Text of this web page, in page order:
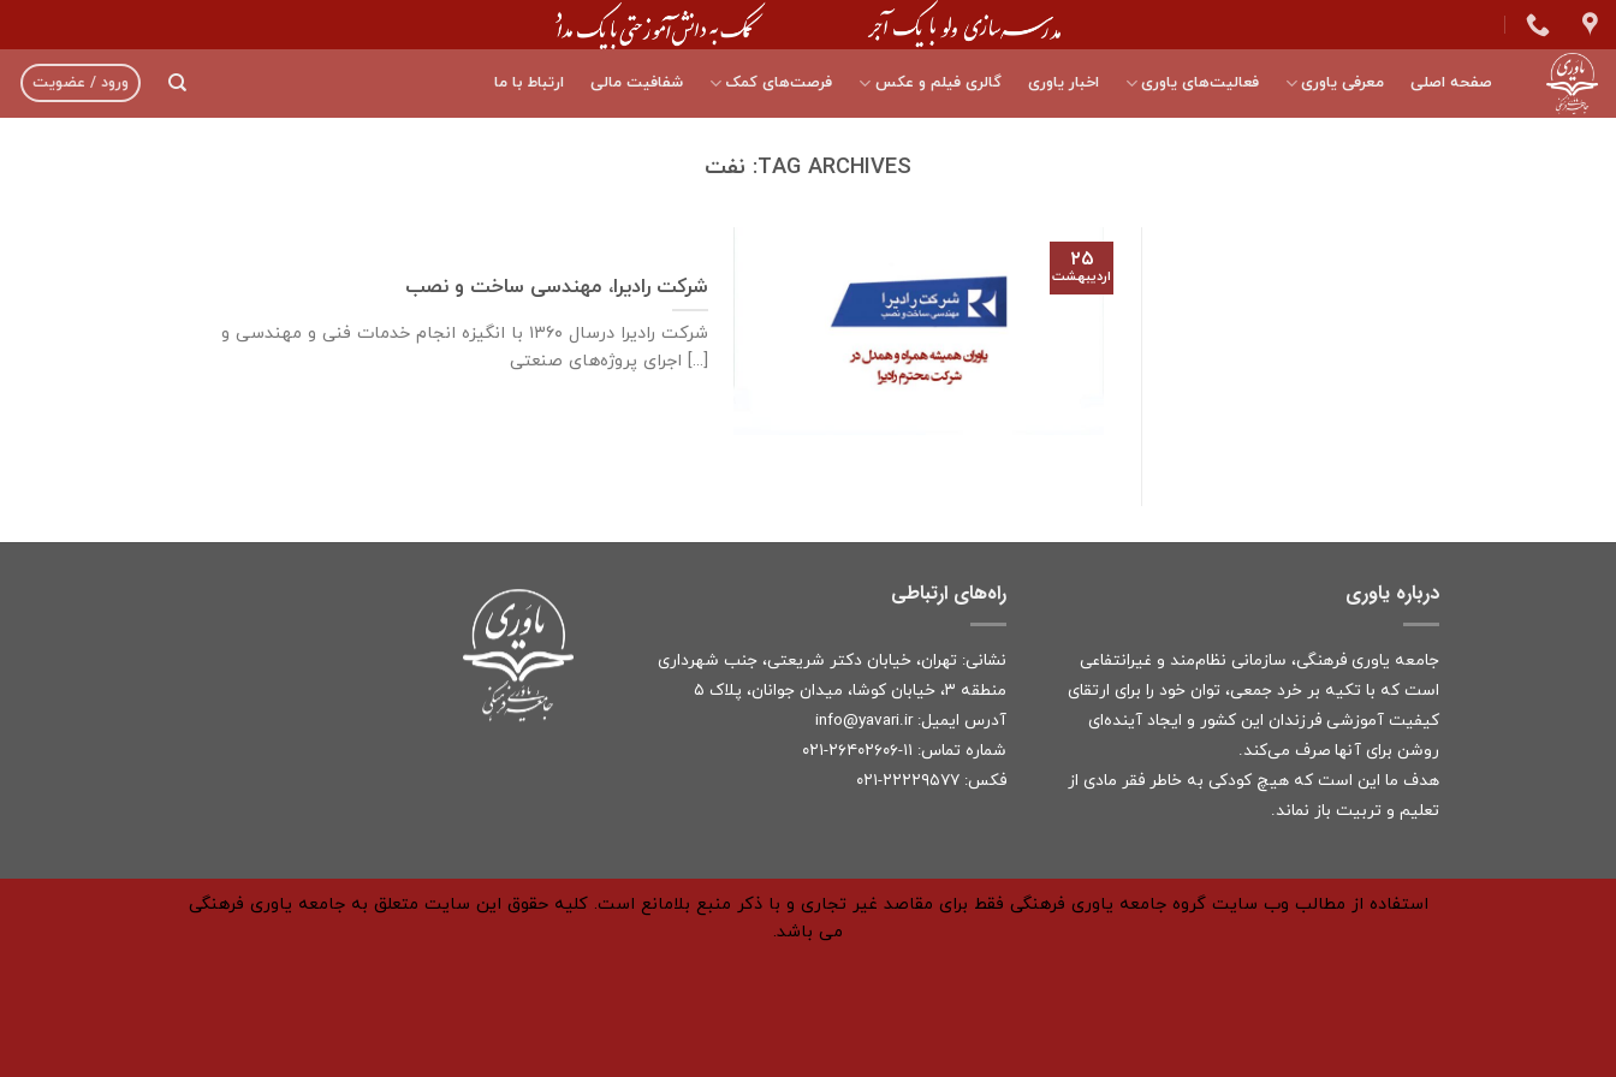
Skip
to
content
صفحه اصلی معرفی یاوری فعالیت‌های یاوری اخبار یاوری گالری فیلم و عکس فرصت‌های کمک شفافیت مالی ارتباط با ما ورود / عضویت
TAG ARCHIVES: نفت
شرکت رادیرا، مهندسی ساخت و نصب
شرکت رادیرا درسال ۱۳۶۰ با انگیزه انجام خدمات فنی و مهندسی و
اجرای پروژه‌های صنعتی [...]
۲۵
اردیبهشت
درباره یاوری
جامعه یاوری فرهنگی، سازمانی نظام‌مند و غیرانتفاعی
است که با تکیه بر خرد جمعی، توان خود را برای ارتقای
کیفیت آموزشی فرزندان این کشور و ایجاد آینده‌ای
روشن برای آنها صرف می‌کند.
هدف ما این است که هیچ کودکی به خاطر فقر مادی از
تعلیم و تربیت باز نماند.
راه‌های ارتباطی
نشانی: تهران، خیابان دکتر شریعتی، جنب شهرداری
منطقه ۳، خیابان کوشا، میدان جوانان، پلاک ۵
آدرس ایمیل: info@yavari.ir
شماره تماس: ۱۱-۲۶۴۰۲۶۰۶-۰۲۱
فکس: ۲۲۲۲۹۵۷۷-۰۲۱
استفاده از مطالب وب سایت گروه جامعه یاوری فرهنگی فقط برای مقاصد غیر تجاری و با ذکر منبع بلامانع است. کلیه حقوق این سایت متعلق به جامعه یاوری فرهنگی
می باشد.